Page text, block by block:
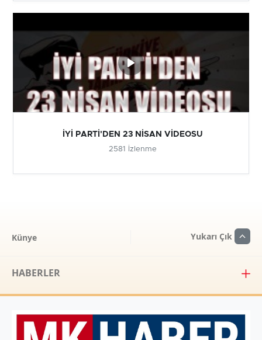
İYİ PARTİ'DEN 23 NİSAN VİDEOSU
2581 İzlenme
Künye Yukarı Çık
HABERLER